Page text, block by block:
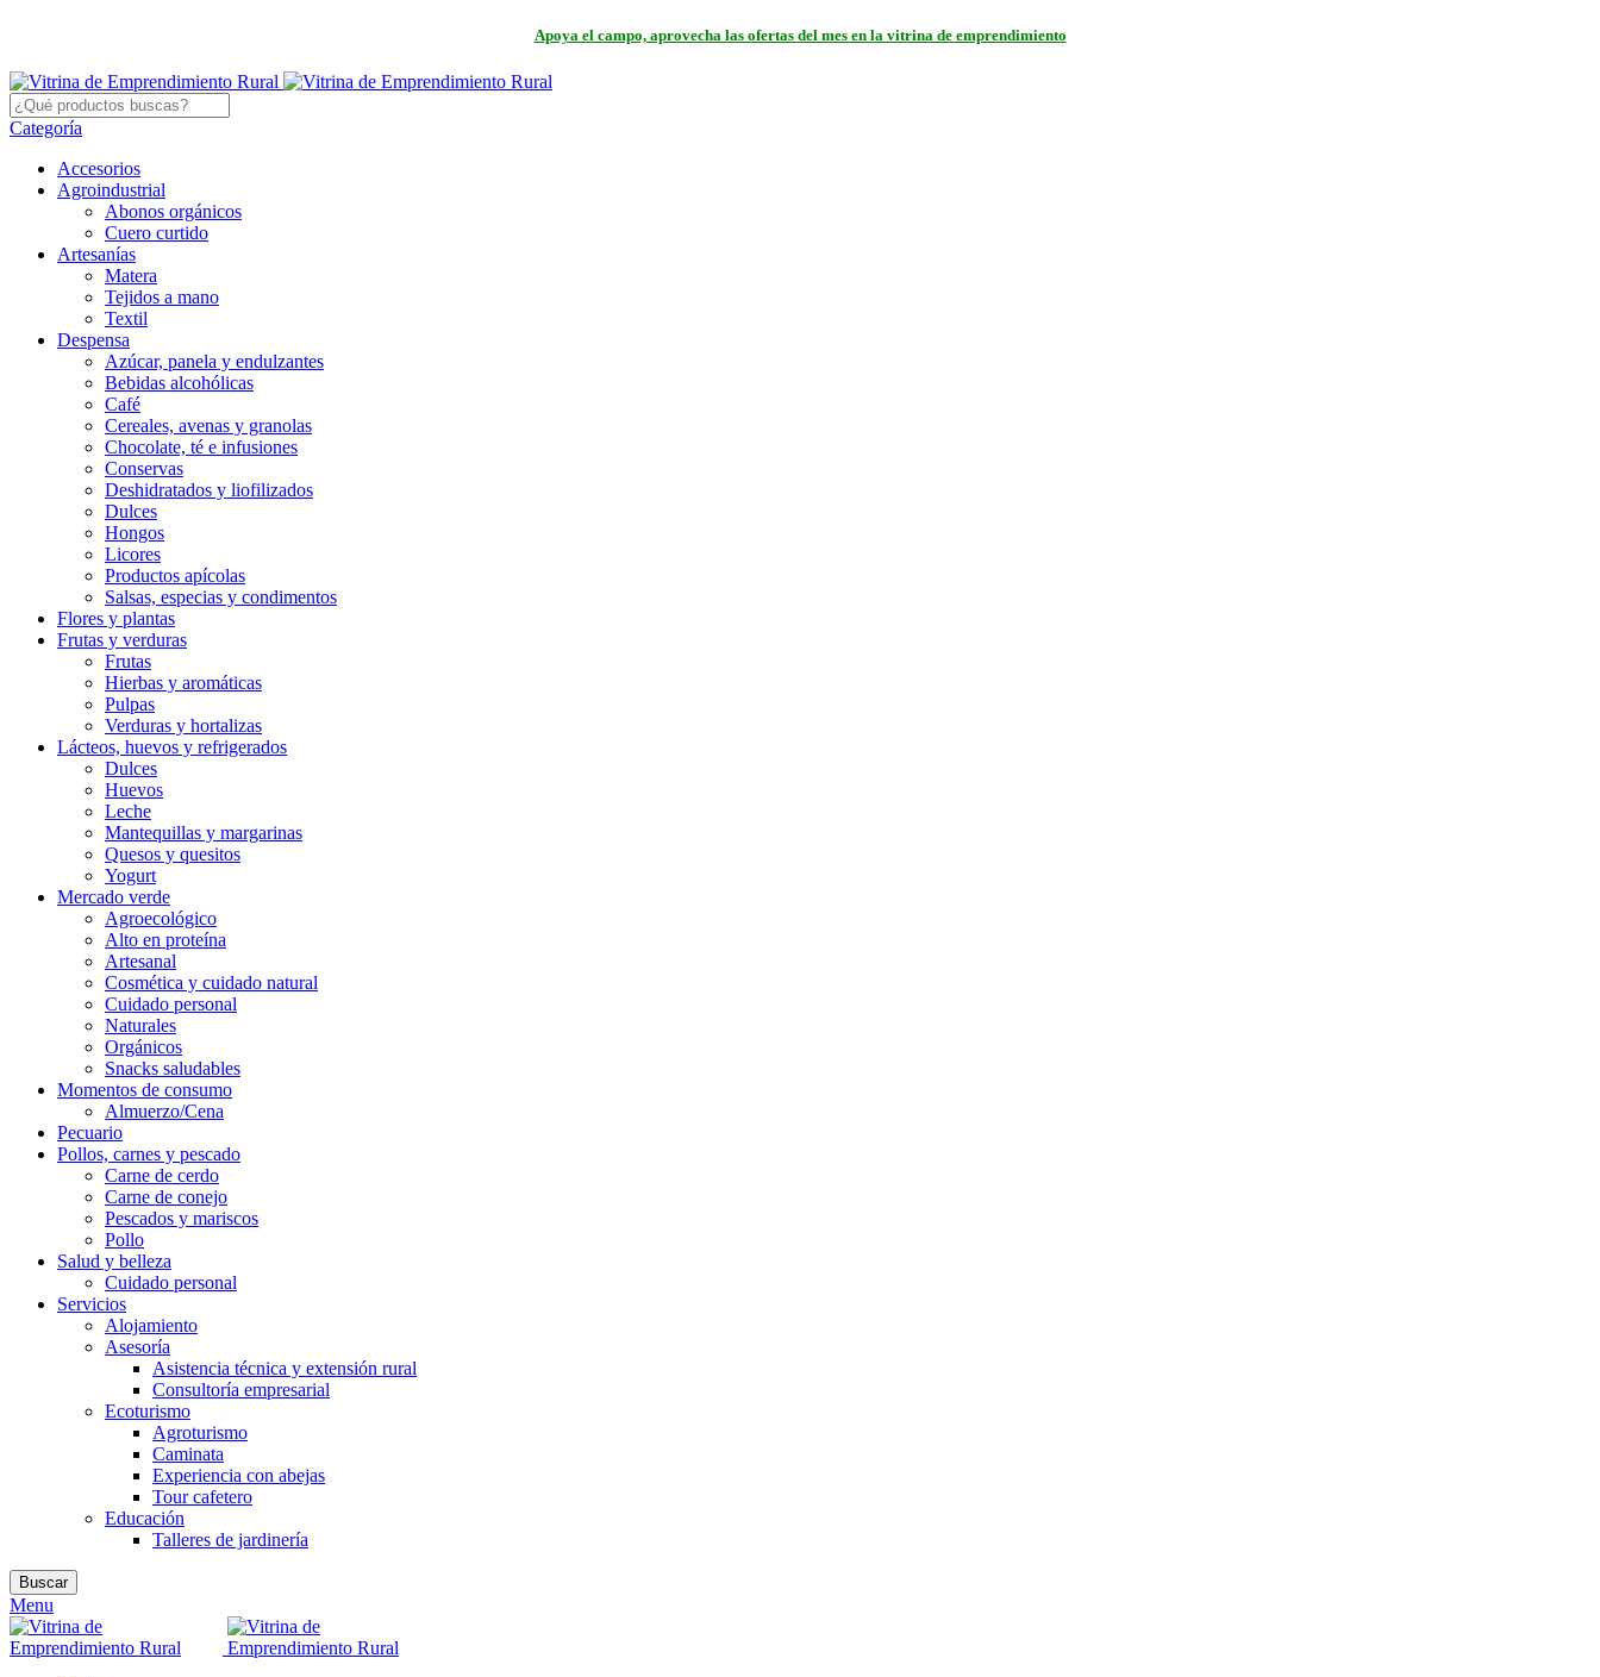
Apoya el campo, aprovecha las ofertas del mes en la vitrina de emprendimiento
Categoría
Accesorios
Agroindustrial
Abonos orgánicos
Cuero curtido
Artesanías
Matera
Tejidos a mano
Textil
Despensa
Azúcar, panela y endulzantes
Bebidas alcohólicas
Café
Cereales, avenas y granolas
Chocolate, té e infusiones
Conservas
Deshidratados y liofilizados
Dulces
Hongos
Licores
Productos apícolas
Salsas, especias y condimentos
Flores y plantas
Frutas y verduras
Frutas
Hierbas y aromáticas
Pulpas
Verduras y hortalizas
Lácteos, huevos y refrigerados
Dulces
Huevos
Leche
Mantequillas y margarinas
Quesos y quesitos
Yogurt
Mercado verde
Agroecológico
Alto en proteína
Artesanal
Cosmética y cuidado natural
Cuidado personal
Naturales
Orgánicos
Snacks saludables
Momentos de consumo
Almuerzo/Cena
Pecuario
Pollos, carnes y pescado
Carne de cerdo
Carne de conejo
Pescados y mariscos
Pollo
Salud y belleza
Cuidado personal
Servicios
Alojamiento
Asesoría
Asistencia técnica y extensión rural
Consultoría empresarial
Ecoturismo
Agroturismo
Caminata
Experiencia con abejas
Tour cafetero
Educación
Talleres de jardinería
Buscar
Menu